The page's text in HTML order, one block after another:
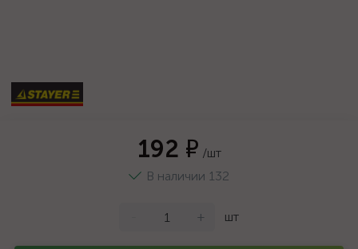
192 ₽ /шт
В наличии 132
+ шт